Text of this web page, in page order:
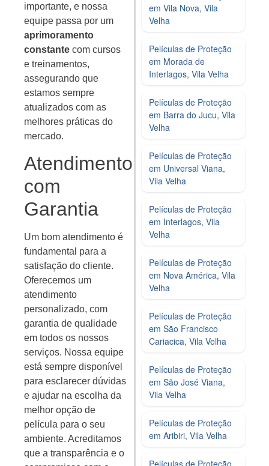
importante, e nossa
equipe passa por um
aprimoramento
constante com cursos
e treinamentos,
assegurando que
estamos sempre
atualizados com as
melhores práticas do
mercado.
Atendimento
com
Garantia
Um bom atendimento é
fundamental para a
satisfação do cliente.
Oferecemos um
atendimento
personalizado, com
garantia de qualidade
em todos os nossos
serviços. Nossa equipe
está sempre disponível
para esclarecer dúvidas
e ajudar na escolha da
melhor opção de
película para o seu
ambiente. Acreditamos
que a transparência e o
em Vila Nova, Vila
Velha
Películas de Proteção
em Morada de
Interlagos, Vila Velha
Películas de Proteção
em Barra do Jucu, Vila
Velha
Películas de Proteção
em Universal Viana,
Vila Velha
Películas de Proteção
em Interlagos, Vila
Velha
Películas de Proteção
em Nova América, Vila
Velha
Películas de Proteção
em São Francisco
Cariacica, Vila Velha
Películas de Proteção
em São José Viana,
Vila Velha
Películas de Proteção
em Aribiri, Vila Velha
Películas de Proteção